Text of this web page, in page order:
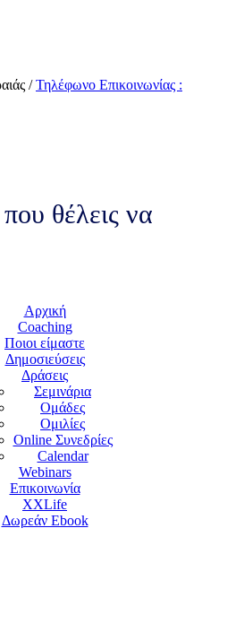
/Τηλέφωνο Επικοινωνίας :
θέλεις να
Αρχική
Coaching
Ποιοι είμαστε
Δημοσιεύσεις
Δράσεις
Σεμινάρια
Ομάδες
Ομιλίες
Online Συνεδρίες
Calendar
Webinars
Επικοινωνία
XXLife
Δωρεάν Ebook